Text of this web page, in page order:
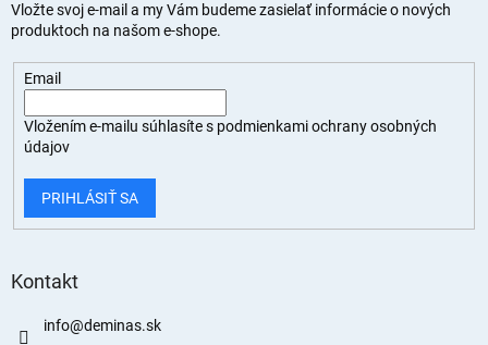
Vložte svoj e-mail a my Vám budeme zasielať informácie o nových
produktoch na našom e-shope.
Email
Vložením e-mailu súhlasíte s podmienkami ochrany osobných
údajov
PRIHLÁSIŤ SA
Kontakt
info@deminas.sk